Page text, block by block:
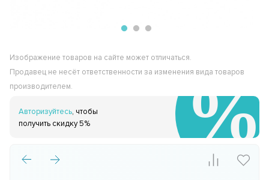
Изображение товаров на сайте может отличаться.
Продавец не несёт ответственности за изменения вида товаров
производителем.
Авторизуйтесь, чтобы
получить скидку 5%